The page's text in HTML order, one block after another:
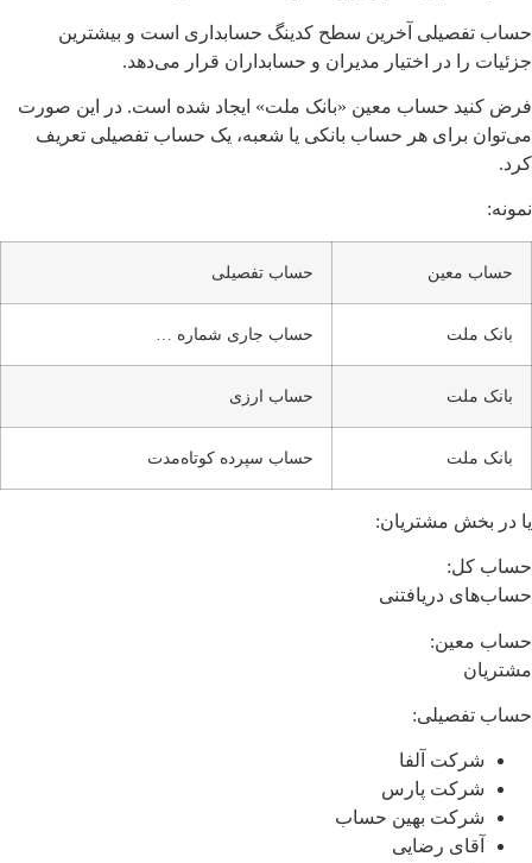
حساب تفصیلی آخرین سطح کدینگ حسابداری است و بیشترین
جزئیات را در اختیار مدیران و حسابداران قرار می‌دهد.
فرض کنید حساب معین «بانک ملت» ایجاد شده است. در این صورت
می‌توان برای هر حساب بانکی یا شعبه، یک حساب تفصیلی تعریف
کرد.
نمونه:
حساب معین حساب تفصیلی
بانک ملت حساب جاری شماره …
بانک ملت حساب ارزی
بانک ملت حساب سپرده کوتاه‌مدت
یا در بخش مشتریان:
حساب کل:
حساب‌های دریافتنی
حساب معین:
مشتریان
حساب تفصیلی:
شرکت آلفا
شرکت پارس
شرکت بهین حساب
آقای رضایی